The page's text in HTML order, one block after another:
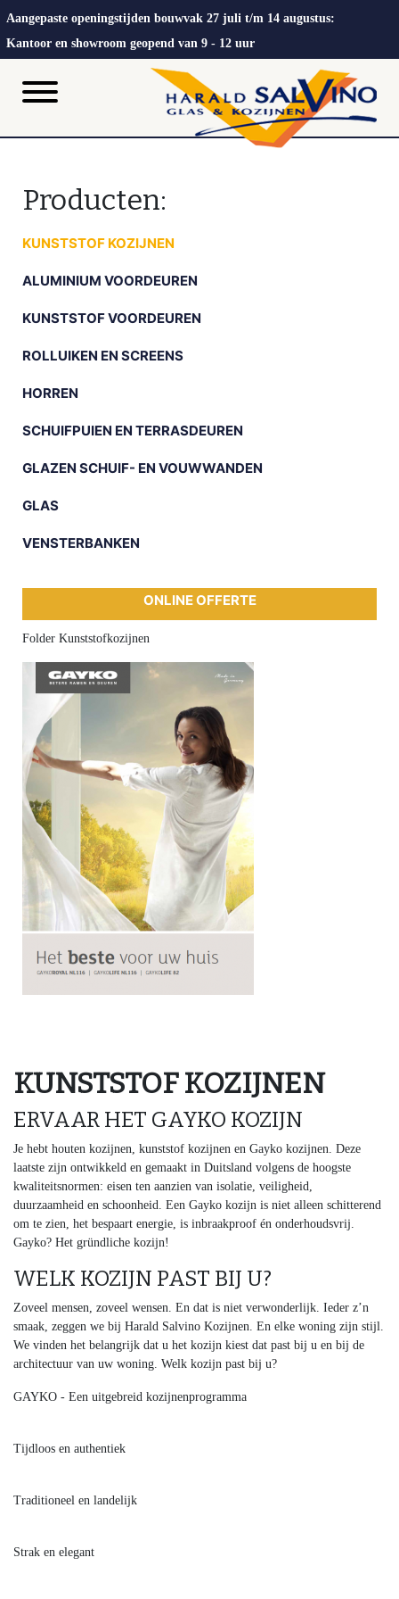
Aangepaste openingstijden bouwvak 27 juli t/m 14 augustus:
Kantoor en showroom geopend van 9 - 12 uur
Producten:
KUNSTSTOF KOZIJNEN
ALUMINIUM VOORDEUREN
KUNSTSTOF VOORDEUREN
ROLLUIKEN EN SCREENS
HORREN
SCHUIFPUIEN EN TERRASDEUREN
GLAZEN SCHUIF- EN VOUWWANDEN
GLAS
VENSTERBANKEN
ONLINE OFFERTE
Folder Kunststofkozijnen
KUNSTSTOF KOZIJNEN
ERVAAR HET GAYKO KOZIJN
Je hebt houten kozijnen, kunststof kozijnen en Gayko kozijnen. Deze
laatste zijn ontwikkeld en gemaakt in Duitsland volgens de hoogste
kwaliteitsnormen: eisen ten aanzien van isolatie, veiligheid,
duurzaamheid en schoonheid. Een Gayko kozijn is niet alleen schitterend
om te zien, het bespaart energie, is inbraakproof én onderhoudsvrij.
Gayko? Het gründliche kozijn!
WELK KOZIJN PAST BIJ U?
Zoveel mensen, zoveel wensen. En dat is niet verwonderlijk. Ieder z’n
smaak, zeggen we bij Harald Salvino Kozijnen. En elke woning zijn stijl.
We vinden het belangrijk dat u het kozijn kiest dat past bij u en bij de
architectuur van uw woning. Welk kozijn past bij u?
GAYKO - Een uitgebreid kozijnenprogramma
Tijdloos en authentiek
Traditioneel en landelijk
Strak en elegant